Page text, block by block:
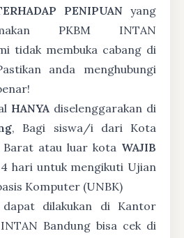
PENIPUAN yang
PKBM INTAN
tidak membuka cabang di
anda menghubungi
HANYA diselenggarakan di
, Bagi siswa/i dari Kota
Barat atau luar kota WAJIB
hari untuk mengikuti Ujian
Komputer (UNBK)
dapat dilakukan di Kantor
Bandung bisa cek di